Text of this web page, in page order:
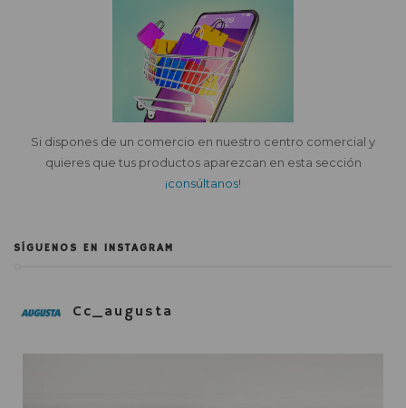
Si dispones de un comercio en nuestro centro comercial y
quieres que tus productos aparezcan en esta sección
¡consúltanos!
SÍGUENOS EN INSTAGRAM
Cc_augusta